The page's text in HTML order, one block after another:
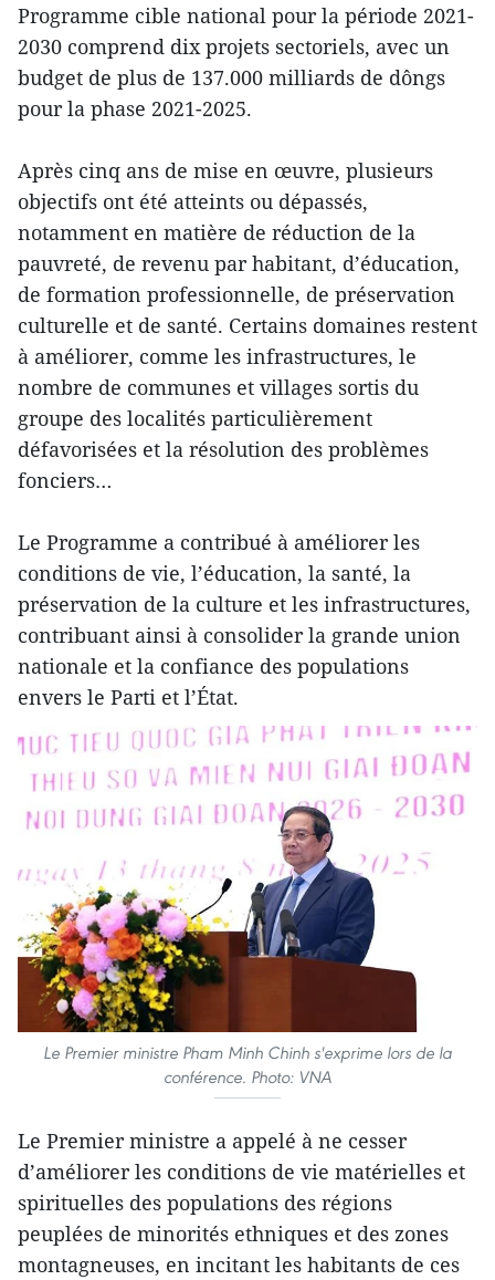
Programme cible national pour la période 2021-
2030 comprend dix projets sectoriels, avec un
budget de plus de 137.000 milliards de dôngs
pour la phase 2021-2025.
Après cinq ans de mise en œuvre, plusieurs
objectifs ont été atteints ou dépassés,
notamment en matière de réduction de la
pauvreté, de revenu par habitant, d’éducation,
de formation professionnelle, de préservation
culturelle et de santé. Certains domaines restent
à améliorer, comme les infrastructures, le
nombre de communes et villages sortis du
groupe des localités particulièrement
défavorisées et la résolution des problèmes
fonciers…
Le Programme a contribué à améliorer les
conditions de vie, l’éducation, la santé, la
préservation de la culture et les infrastructures,
contribuant ainsi à consolider la grande union
nationale et la confiance des populations
envers le Parti et l’État.
Le Premier ministre Pham Minh Chinh s'exprime lors de la
conférence. Photo: VNA
Le Premier ministre a appelé à ne cesser
d’améliorer les conditions de vie matérielles et
spirituelles des populations des régions
peuplées de minorités ethniques et des zones
montagneuses, en incitant les habitants de ces